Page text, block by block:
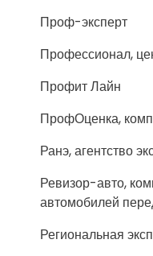
Проф-эксперт
Профессионал,
Профит Лайн
ПрофОценка,
Ранэ, агентство
Ревизор-авто,
автомобилей
Региональная